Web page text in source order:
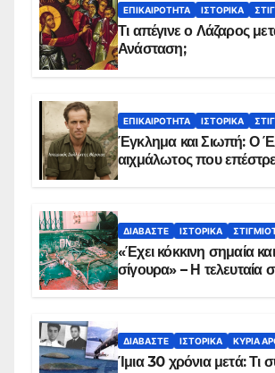
ΕΠΙΚΑΙΡΌΤΗΤΑ ΙΣΤΟΡΙΚΆ
Τι απέγινε ο Λάζαρος
Ανάσταση;
ΕΠΙΚΑΙΡΌΤΗΤΑ ΙΣΤΟΡΙΚΆ
Έγκλημα και Σιωπή: Ο
αιχμάλωτος που
ΔΙΑΒΆΣΤΕ ΙΣΤΟΡΙΚΆ
«Έχει κόκκινη σημαία
σίγουρα» – Η τελευταία
ΔΙΑΒΆΣΤΕ ΙΣΤΟΡΙΚΆ ΚΥΡΙΑ
Ίμια 30 χρόνια μετά: Τι